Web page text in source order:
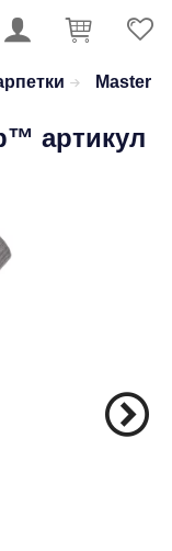
Master
артикул